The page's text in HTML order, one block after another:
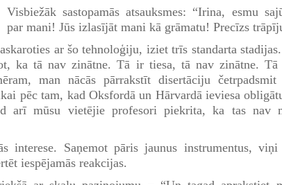
Visbiežāk sastopamās atsauksmes: “Irina, esmu
par mani! Jūs izlasījāt mani kā grāmatu! Precīzs
ar šo tehnoloģiju, iziet trīs standarta
ka tā nav zinātne. Tā ir tiesa, tā nav zinātne.
man nācās pārrakstīt disertāciju četrpadsmit
pēc tam, kad Oksfordā un Hārvardā ieviesa
arī mūsu vietējie profesori piekrita, ka tas nav
interese. Saņemot pāris jaunus instrumentus,
iespējamās reakcijas.